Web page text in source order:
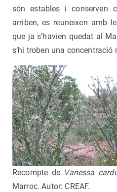
són estables i conserven
arriben, es reuneixen amb
que ja s’havien quedat al
s’hi troben una concentració
Recompte de Vanessa
Marroc. Autor: CREAF.